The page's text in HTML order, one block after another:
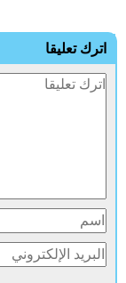
اترك تعليقا